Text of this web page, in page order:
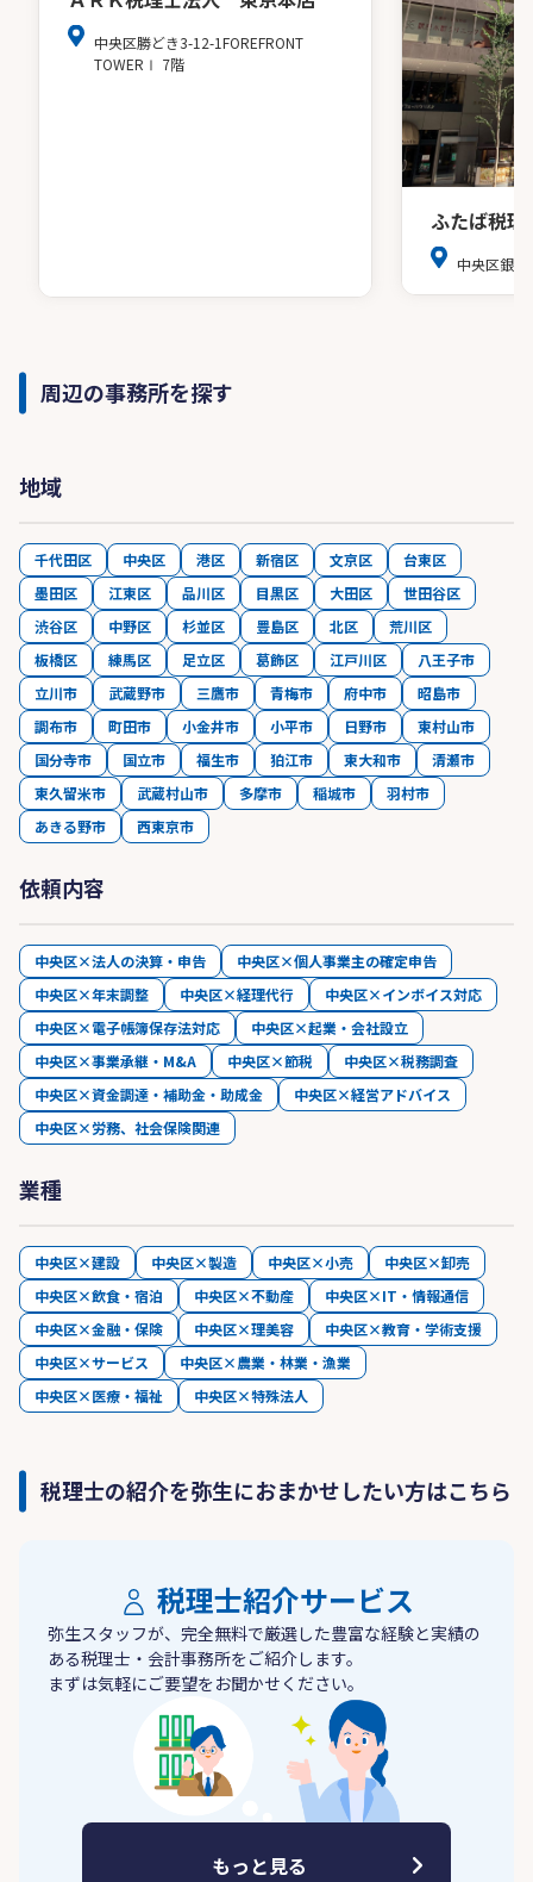
中央区勝どき3-12-1FOREFRONT
TOWERⅠ 7階
ふたば税
中央区銀
周辺の事務所を探す
地域
千代田区 中央区 港区 新宿区 文京区
台東区
墨田区
江東区 品川区 目黒区 大田区
世田谷区
渋谷区
中野区 杉並区 豊島区 北区
荒川区
板橋区
練馬区 足立区 葛飾区 江戸川区
八王子市
立川市
武蔵野市 三鷹市 青梅市 府中市
昭島市
調布市
町田市 小金井市 小平市 日野市
東村山市
国分寺市
国立市 福生市 狛江市 東大和市
清瀬市
東久留米市
武蔵村山市 多摩市 稲城市
羽村市
あきる野市
西東京市
依頼内容
中央区×法人の決算・申告
中央区×個人事業主の確定申告
中央区×年末調整
中央区×経理代行
中央区×インボイス対応
中央区×電子帳簿保存法対応
中央区×起業・会社設立
中央区×事業承継・M&A
中央区×節税
中央区×税務調査
中央区×資金調達・補助金・助成金
中央区×経営アドバイス
中央区×労務、社会保険関連
業種
中央区×建設 中央区×製造 中央区×小売
中央区×卸売
中央区×飲食・宿泊
中央区×不動産
中央区×IT・情報通信
中央区×金融・保険
中央区×理美容
中央区×教育・学術支援
中央区×サービス
中央区×農業・林業・漁業
中央区×医療・福祉
中央区×特殊法人
税理士の紹介を弥生におまかせしたい方はこちら
税理士紹介サービス
弥生スタッフが、完全無料で厳選した豊富な経験と実績の
ある税理士・会計事務所をご紹介します。
まずは気軽にご要望をお聞かせください。
もっと見る